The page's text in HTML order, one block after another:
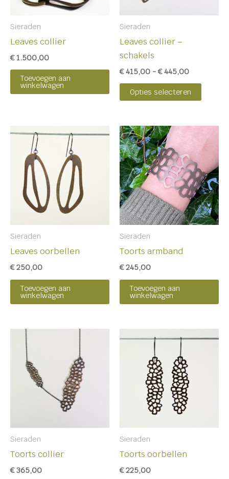
Sieraden
Leaves collier
€1.500,00
Toevoegen aan
winkelwagen
Sieraden
Leaves collier –
schakels
€415,00 - €445,00
Opties selecteren
kan
Sieraden
Leaves oorbellen
€250,00
Toevoegen aan
winkelwagen
Sieraden
Toorts armband
€245,00
Toevoegen aan
winkelwagen
Sieraden
Toorts collier
€365,00
Sieraden
Toorts oorbellen
€225,00